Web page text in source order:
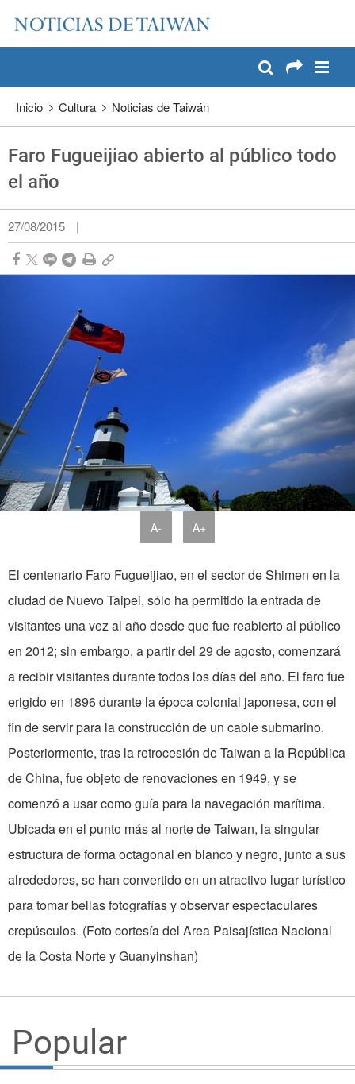
Pase a contenido principal
Inicio Cultura Noticias de Taiwán
Faro Fugueijiao abierto al público todo
el año
27/08/2015 |
A- A+
El centenario Faro Fugueijiao, en el sector de Shimen en la
ciudad de Nuevo Taipei, sólo ha permitido la entrada de
visitantes una vez al año desde que fue reabierto al público
en 2012; sin embargo, a partir del 29 de agosto, comenzará
a recibir visitantes durante todos los días del año. El faro fue
erigido en 1896 durante la época colonial japonesa, con el
fin de servir para la construcción de un cable submarino.
Posteriormente, tras la retrocesión de Taiwan a la República
de China, fue objeto de renovaciones en 1949, y se
comenzó a usar como guía para la navegación marítima.
Ubicada en el punto más al norte de Taiwan, la singular
estructura de forma octagonal en blanco y negro, junto a sus
alrededores, se han convertido en un atractivo lugar turístico
para tomar bellas fotografías y observar espectaculares
crepúsculos. (Foto cortesía del Area Paisajística Nacional
de la Costa Norte y Guanyinshan)
Popular